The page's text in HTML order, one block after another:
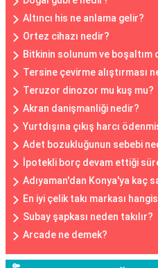
Altıncı his ne anlama gelir?
Ortez cihazı nedir?
Bitkinin solunum ve boşaltım
Tersine çevirme alıştırması
Teruzor dinozor mu kuş mu?
Akran danişmanliği nedir?
Yurtdışına çıkış harcı
Adet bozukluğunun sebebi
İpotekli borç devam ettiği
Adıyaman'dan Konya'ya kaç
En iyi çelik takı markası
Subay şapkası neden takılır?
Arcade ne demek?